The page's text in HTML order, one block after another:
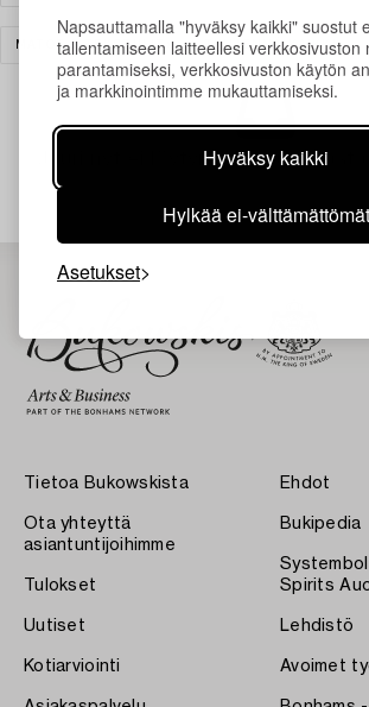
Napsauttamalla "hyväksy kaikki" suostut
tallentamiseen laitteellesi verkkosivuston
parantamiseksi, verkkosivuston käytön
ja markkinointimme mukauttamiseksi.
Hyväksy kaikki
Hylkää ei-välttämättömät
Asetukset
MATOT & TEKSTIILIT TYHJENNÄ KAIKKI
Juuri nyt ei löytynyt hakuasi
Tietoa Bukowskista
Ota yhteyttä
asiantuntijoihimme
Tulokset
Uutiset
Kotiarviointi
Ehdot
Bukipedia
Spirits
Lehdistö
Avoimet